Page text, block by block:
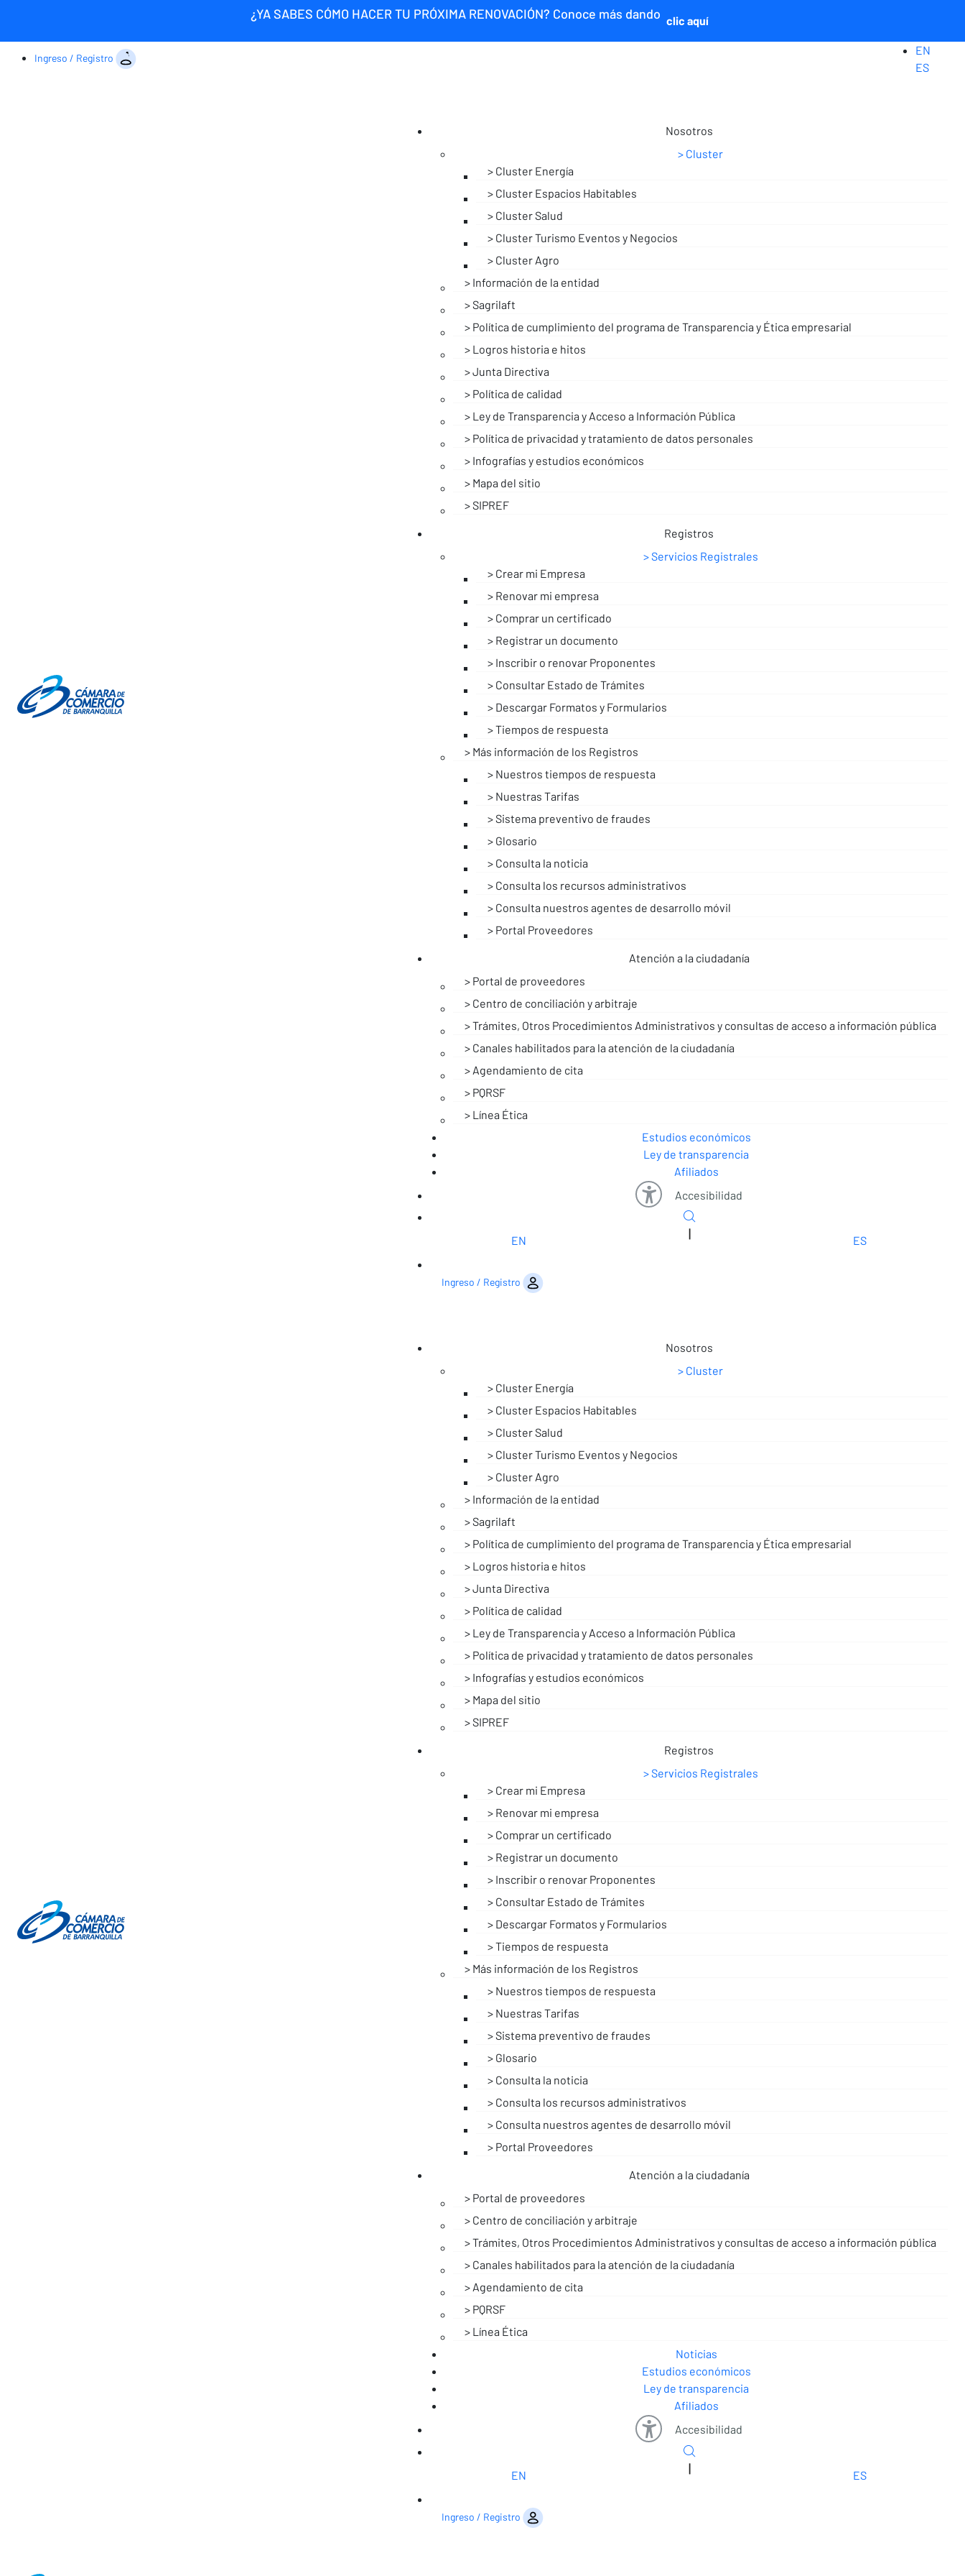
¿YA SABES CÓMO HACER TU PRÓXIMA RENOVACIÓN? Conoce más dando clic aquí
Ingreso / Registro
EN
ES
Nosotros
Cluster
Cluster Energía
Cluster Espacios Habitables
Cluster Salud
Cluster Turismo Eventos y Negocios
Cluster Agro
Información de la entidad
Sagrilaft
Política de cumplimiento del programa de Transparencia y Ética empresarial
Logros historia e hitos
Junta Directiva
Política de calidad
Ley de Transparencia y Acceso a Información Pública
Política de privacidad y tratamiento de datos personales
Infografías y estudios económicos
Mapa del sitio
SIPREF
Registros
Servicios Registrales
Crear mi Empresa
Renovar mi empresa
Comprar un certificado
Registrar un documento
Inscribir o renovar Proponentes
Consultar Estado de Trámites
Descargar Formatos y Formularios
Tiempos de respuesta
Más información de los Registros
Nuestros tiempos de respuesta
Nuestras Tarifas
Sistema preventivo de fraudes
Glosario
Consulta la noticia
Consulta los recursos administrativos
Consulta nuestros agentes de desarrollo móvil
Portal Proveedores
Atención a la ciudadanía
Portal de proveedores
Centro de conciliación y arbitraje
Trámites, Otros Procedimientos Administrativos y consultas de acceso a información pública
Canales habilitados para la atención de la ciudadanía
Agendamiento de cita
PQRSF
Línea Ética
Estudios económicos
Ley de transparencia
Afiliados
Accesibilidad
EN |
ES
Ingreso / Registro
Nosotros
Cluster
Cluster Energía
Cluster Espacios Habitables
Cluster Salud
Cluster Turismo Eventos y Negocios
Cluster Agro
Información de la entidad
Sagrilaft
Política de cumplimiento del programa de Transparencia y Ética empresarial
Logros historia e hitos
Junta Directiva
Política de calidad
Ley de Transparencia y Acceso a Información Pública
Política de privacidad y tratamiento de datos personales
Infografías y estudios económicos
Mapa del sitio
SIPREF
Registros
Servicios Registrales
Crear mi Empresa
Renovar mi empresa
Comprar un certificado
Registrar un documento
Inscribir o renovar Proponentes
Consultar Estado de Trámites
Descargar Formatos y Formularios
Tiempos de respuesta
Más información de los Registros
Nuestros tiempos de respuesta
Nuestras Tarifas
Sistema preventivo de fraudes
Glosario
Consulta la noticia
Consulta los recursos administrativos
Consulta nuestros agentes de desarrollo móvil
Portal Proveedores
Atención a la ciudadanía
Portal de proveedores
Centro de conciliación y arbitraje
Trámites, Otros Procedimientos Administrativos y consultas de acceso a información pública
Canales habilitados para la atención de la ciudadanía
Agendamiento de cita
PQRSF
Línea Ética
Noticias
Estudios económicos
Ley de transparencia
Afiliados
Accesibilidad
EN |
ES
Ingreso / Registro